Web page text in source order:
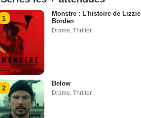
1
Monstre : L'histoire de Lizzie
Borden
Drame Thriller
2
Below
Drame Thriller